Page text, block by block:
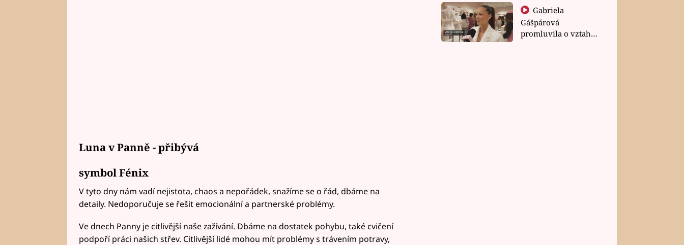
Luna v Panně - přibývá
symbol Fénix
V tyto dny nám vadí nejistota, chaos a nepořádek, snažíme se o řád, dbáme na
detaily. Nedoporučuje se řešit emocionální a partnerské problémy.
Ve dnech Panny je citlivější naše zažívání. Dbáme na dostatek pohybu, také cvičení
podpoří práci našich střev. Citlivější lidé mohou mít problémy s trávením potravy,
Gabriela
Gášpárová
promluvila o vztahu